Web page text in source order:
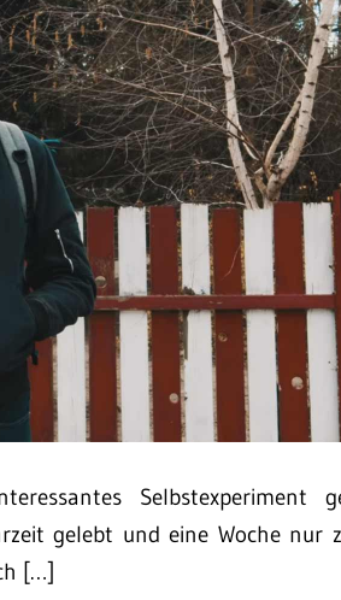
Selbstexperiment
gelebt und eine Woche nur
[…]